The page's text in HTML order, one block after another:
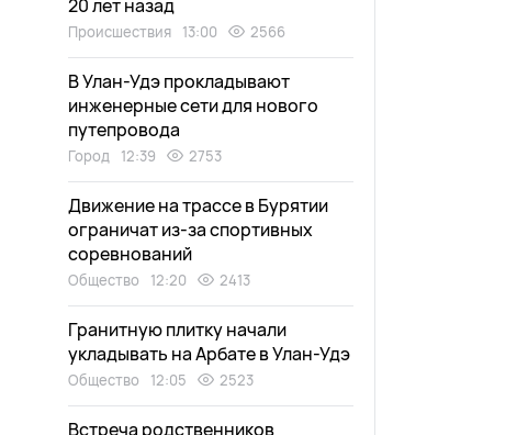
20 лет назад
Происшествия 13:00 2566
В Улан-Удэ прокладывают
инженерные сети для нового
путепровода
Город 12:39 2753
Движение на трассе в Бурятии
ограничат из-за спортивных
соревнований
Общество 12:20 2413
Гранитную плитку начали
укладывать на Арбате в Улан-Удэ
Общество 12:05 2523
Встреча родственников